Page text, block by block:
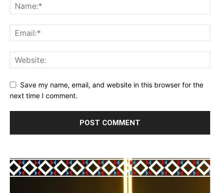
Save my name, email, and website in this browser for the
next time I comment.